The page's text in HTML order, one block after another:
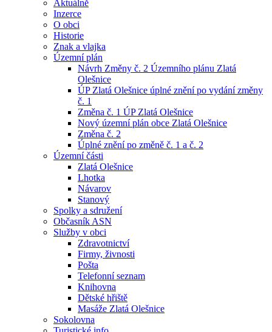
Aktuálně
Inzerce
O obci
Historie
Znak a vlajka
Územní plán
Návrh Změny č. 2 Územního plánu Zlatá
Olešnice
ÚP Zlatá Olešnice úplné znění po vydání změny
č. 1
Změna č. 1 ÚP Zlatá Olešnice
Nový územní plán obce Zlatá Olešnice
Změna č. 2
Úplné znění po změně č. 1 a č. 2
Územní části
Zlatá Olešnice
Lhotka
Návarov
Stanový
Spolky a sdružení
Občasník ASN
Služby v obci
Zdravotnictví
Firmy, živnosti
Pošta
Telefonní seznam
Knihovna
Dětské hřiště
Masáže Zlatá Olešnice
Sokolovna